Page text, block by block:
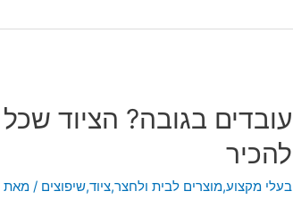
עובדים בגובה? הציוד
להכיר
בעלי מקצוע,מוצרים לבית ולחצר,ציוד,שיפוצים / מאת
עובדים
בגובה?
הציוד
קבלן